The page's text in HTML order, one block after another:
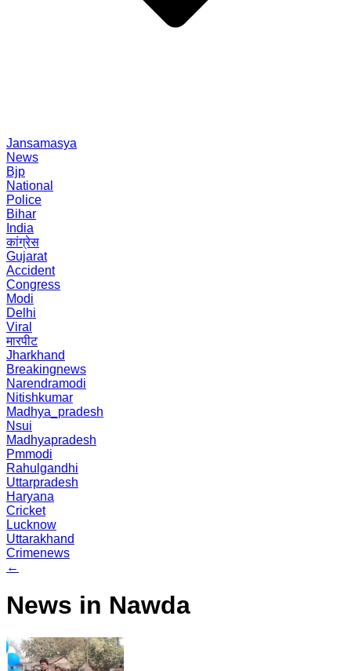
Jansamasya
News
Bjp
National
Police
Bihar
India
कांग्रेस
Gujarat
Accident
Congress
Modi
Delhi
Viral
मारपीट
Jharkhand
Breakingnews
Narendramodi
Nitishkumar
Madhya_pradesh
Nsui
Madhyapradesh
Pmmodi
Rahulgandhi
Uttarpradesh
Haryana
Cricket
Lucknow
Uttarakhand
Crimenews
←
News in Nawda